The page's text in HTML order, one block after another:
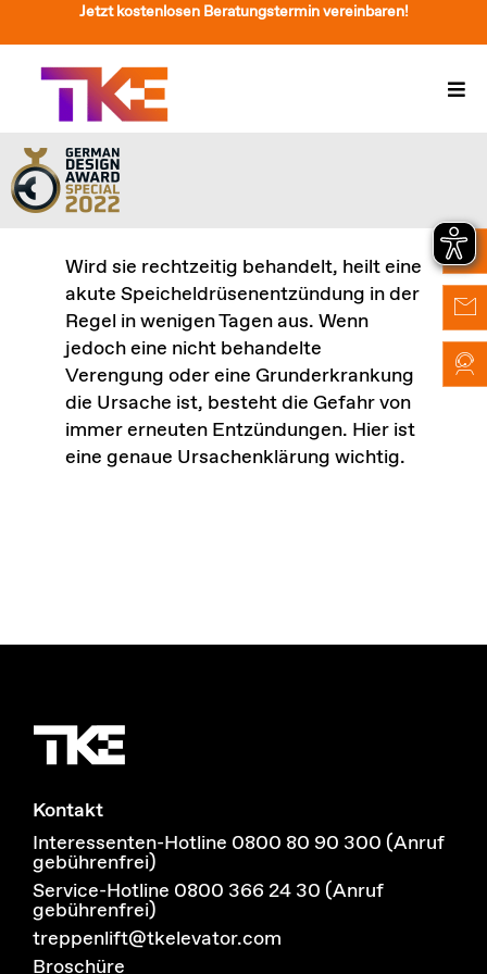
Inhalt
springen
Jetzt kostenlosen Beratungstermin vereinbaren!
Treppenlift
Preise
Service
Treppenliftberatung
Über Uns & Kontakt
Suche
nach:
Wird sie rechtzeitig behandelt, heilt eine
akute Speicheldrüsenentzündung in der
Regel in wenigen Tagen aus. Wenn
jedoch eine nicht behandelte
Verengung oder eine Grunderkrankung
die Ursache ist, besteht die Gefahr von
immer erneuten Entzündungen. Hier ist
eine genaue Ursachenklärung wichtig.
Kontakt
Interessenten-Hotline 0800 80 90 300 (Anruf
gebührenfrei)
Service-Hotline 0800 366 24 30 (Anruf
gebührenfrei)
treppenlift@tkelevator.com
Broschüre